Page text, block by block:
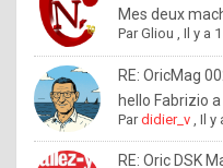
Mes deux
ParGliou ,Il y a
RE: OricMag
hello Fabrizio a
Pardidier_v ,Il y
RE: Oric DSK